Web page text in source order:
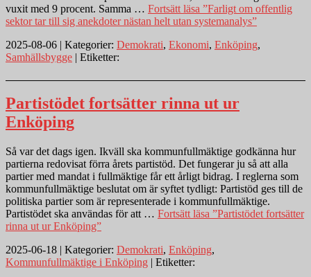
vuxit med 9 procent. Samma … Fortsätt läsa ”Farligt om offentlig
sektor tar till sig anekdoter nästan helt utan systemanalys”
2025-08-06 | Kategorier: Demokrati, Ekonomi, Enköping,
Samhällsbygge | Etiketter:
Partistödet fortsätter rinna ut ur
Enköping
Så var det dags igen. Ikväll ska kommunfullmäktige godkänna hur
partierna redovisat förra årets partistöd. Det fungerar ju så att alla
partier med mandat i fullmäktige får ett årligt bidrag. I reglerna som
kommunfullmäktige beslutat om är syftet tydligt: Partistöd ges till de
politiska partier som är representerade i kommunfullmäktige.
Partistödet ska användas för att … Fortsätt läsa ”Partistödet fortsätter
rinna ut ur Enköping”
2025-06-18 | Kategorier: Demokrati, Enköping,
Kommunfullmäktige i Enköping | Etiketter: